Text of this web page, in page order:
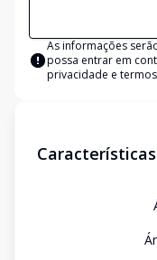
As informações
possa entrar em
privacidade e
Características